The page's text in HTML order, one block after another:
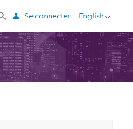
English
Se connecter